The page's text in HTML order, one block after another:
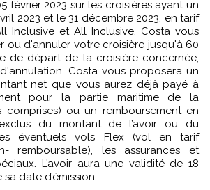
février 2023 sur les croisières ayant un
2023 et le 31 décembre 2023, en tarif
Inclusive et All Inclusive, Costa vous
ou d'annuler votre croisière jusqu'à 60
de départ de la croisière concernée,
Costa vous proposera un
net que vous aurez déjà payé à
pour la partie maritime de la
comprises) ou un remboursement en
du montant de l’avoir ou du
éventuels vols Flex (vol en tarif
remboursable), les assurances et
L’avoir aura une validité de 18
date d’émission.